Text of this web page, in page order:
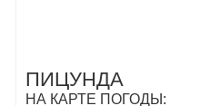
ПИЦУНДА
НА КАРТЕ ПОГОДЫ: